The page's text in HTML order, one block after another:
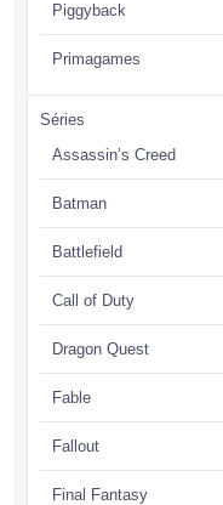
Piggyback
Primagames
Séries
Assassin’s Creed
Batman
Battlefield
Call of Duty
Dragon Quest
Fable
Fallout
Final Fantasy